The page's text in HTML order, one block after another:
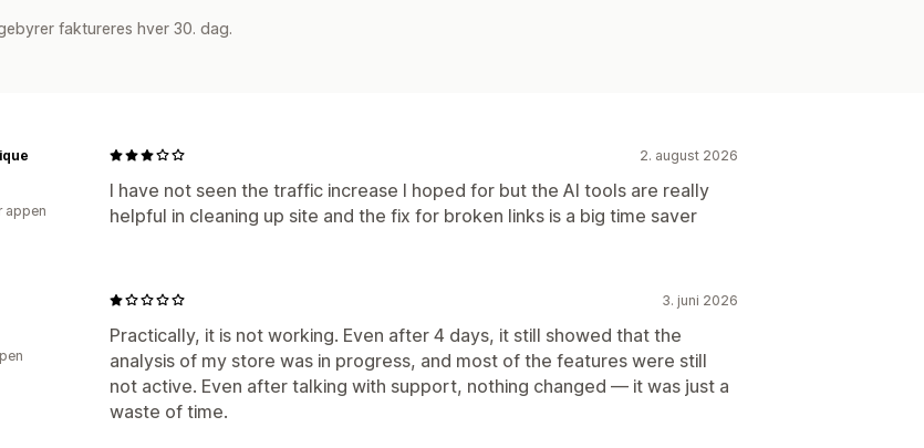
faktureres hver 30. dag.
2. august 2026
I have not seen the traffic increase I hoped for but the AI tools are really
helpful in cleaning up site and the fix for broken links is a big time saver
appen
3. juni 2026
Practically, it is not working. Even after 4 days, it still showed that the
analysis of my store was in progress, and most of the features were still
not active. Even after talking with support, nothing changed — it was just a
waste of time.